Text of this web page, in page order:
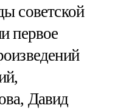
советской
первое
Давид